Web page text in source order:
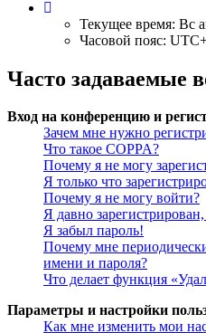
Текущее время: Вс
Часовой пояс:
Часто задаваемые
Вход на конференцию и
Зачем мне нужно
Что такое COPPA?
Почему я не могу
Я только что
Почему я не могу войти?
Я давно
Я забыл пароль!
Почему мне
имени и пароля?
Что делает функция
Параметры и настройки
Как мне изменить мои